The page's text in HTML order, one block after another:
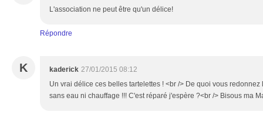
L'association ne peut être qu'un délice!
Répondre
K kaderick 27/01/2015 08:12
Un vrai délice ces belles tartelettes ! <br /> De quoi vous
sans eau ni chauffage !!! C'est réparé j'espère ?<br /> Bisous ma